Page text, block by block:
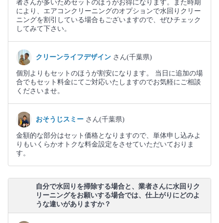
者さんが多いためセットのほうがお得になります。また時期
により、エアコンクリーニングのオプションで水回りクリー
ニングを割引している場合もございますので、ぜひチェック
してみて下さい。
クリーンライフデザイン さん(千葉県)
個別よりもセットのほうが割安になります。 当日に追加の場
合でもセット料金にてご対応いたしますのでお気軽にご相談
くださいませ。
おそうじスミー さん(千葉県)
金額的な部分はセット価格となりますので、単体申し込みよ
りもいくらかオトクな料金設定をさせていただいておりま
す。
自分で水回りを掃除する場合と、業者さんに水回りク
リーニングをお願いする場合では、仕上がりにどのよ
うな違いがありますか？